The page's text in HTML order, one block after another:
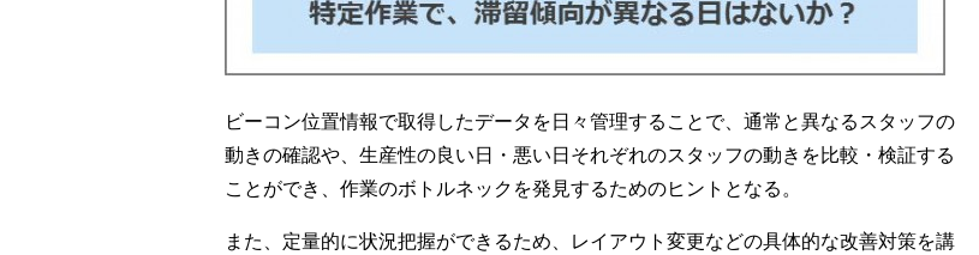
ビーコン位置情報で取得したデータを日々管理することで、通常と異なるスタッフの
動きの確認や、生産性の良い日・悪い日それぞれのスタッフの動きを比較・検証する
ことができ、作業のボトルネックを発見するためのヒントとなる。
また、定量的に状況把握ができるため、レイアウト変更などの具体的な改善対策を講